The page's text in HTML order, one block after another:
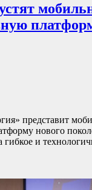
представит
нового
и